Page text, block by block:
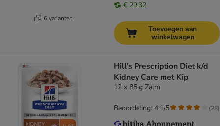
6 varianten
€ 29,32
Toevoegen aan
winkelwagen
Hill’s Prescription Diet k/d
Kidney Care met Kip
12 x 85 g Zalm
Beoordeling: 4.1/5 (28)